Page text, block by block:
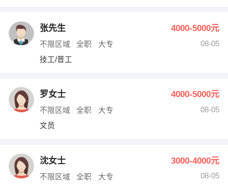
张先生 4000-5000元
不限区域 全职 大专
08-05
技工/普工
罗女士 4000-5000元
不限区域 全职 大专
08-05
文员
沈女士 3000-4000元
不限区域 全职 大专
08-05